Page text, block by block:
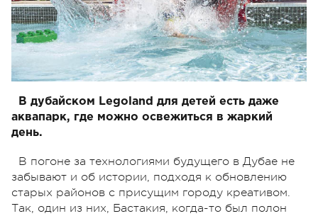
В дубайском Legoland для детей есть даже
аквапарк, где можно освежиться в жаркий
день.
В погоне за технологиями будущего в Дубае не
забывают и об истории, подходя к обновлению
старых районов с присущим городу креативом.
Так, один из них, Бастакия, когда-то был полон